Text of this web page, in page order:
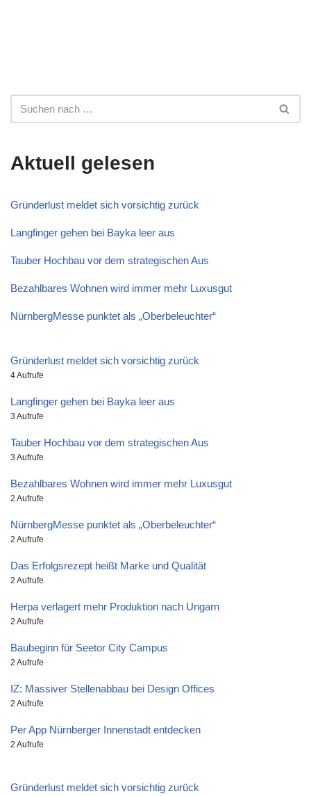
Aktuell gelesen
Gründerlust meldet sich vorsichtig zurück
Langfinger gehen bei Bayka leer aus
Tauber Hochbau vor dem strategischen Aus
Bezahlbares Wohnen wird immer mehr Luxusgut
NürnbergMesse punktet als „Oberbeleuchter“
Gründerlust meldet sich vorsichtig zurück
4 Aufrufe
Langfinger gehen bei Bayka leer aus
3 Aufrufe
Tauber Hochbau vor dem strategischen Aus
3 Aufrufe
Bezahlbares Wohnen wird immer mehr Luxusgut
2 Aufrufe
NürnbergMesse punktet als „Oberbeleuchter“
2 Aufrufe
Das Erfolgsrezept heißt Marke und Qualität
2 Aufrufe
Herpa verlagert mehr Produktion nach Ungarn
2 Aufrufe
Baubeginn für Seetor City Campus
2 Aufrufe
IZ: Massiver Stellenabbau bei Design Offices
2 Aufrufe
Per App Nürnberger Innenstadt entdecken
2 Aufrufe
Gründerlust meldet sich vorsichtig zurück